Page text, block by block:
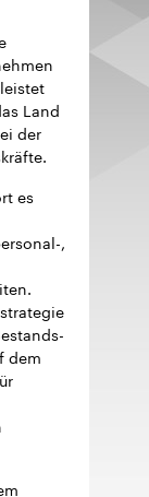
Land
der
es
,
dem